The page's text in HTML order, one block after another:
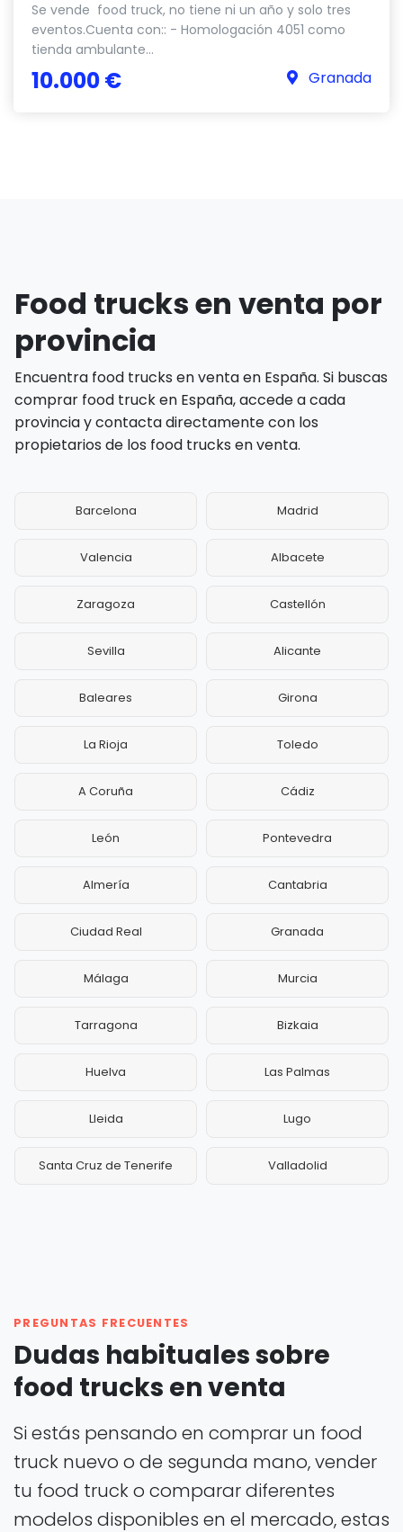
Se vende food truck, no tiene ni un año y solo tres
eventos.Cuenta con:: - Homologación 4051 como
tienda ambulante...
10.000 € Granada
Food trucks en venta por
provincia
Encuentra food trucks en venta en España. Si buscas
comprar food truck en España, accede a cada
provincia y contacta directamente con los
propietarios de los food trucks en venta.
Barcelona Madrid
Valencia Albacete
Zaragoza Castellón
Sevilla Alicante
Baleares Girona
La Rioja Toledo
A Coruña Cádiz
León Pontevedra
Almería Cantabria
Ciudad Real Granada
Málaga Murcia
Tarragona Bizkaia
Huelva Las Palmas
Lleida Lugo
Santa Cruz de Tenerife Valladolid
PREGUNTAS FRECUENTES
Dudas habituales sobre
food trucks en venta
Si estás pensando en comprar un food
truck nuevo o de segunda mano, vender
tu food truck o comparar diferentes
modelos disponibles en el mercado, estas